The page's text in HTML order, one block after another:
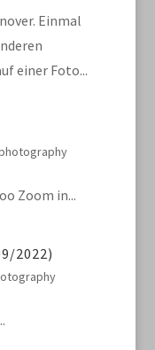
Einmal
einer Foto...
Zoom in...
2022)